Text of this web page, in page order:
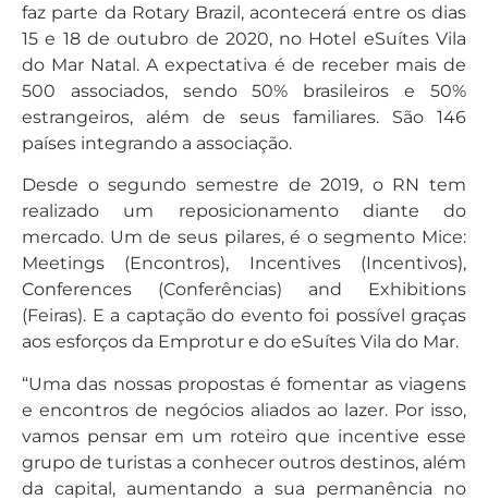
faz parte da Rotary Brazil, acontecerá entre os dias
15 e 18 de outubro de 2020, no Hotel eSuítes Vila
do Mar Natal. A expectativa é de receber mais de
500 associados, sendo 50% brasileiros e 50%
estrangeiros, além de seus familiares. São 146
países integrando a associação.
Desde o segundo semestre de 2019, o RN tem
realizado um reposicionamento diante do
mercado. Um de seus pilares, é o segmento Mice:
Meetings (Encontros), Incentives (Incentivos),
Conferences (Conferências) and Exhibitions
(Feiras). E a captação do evento foi possível graças
aos esforços da Emprotur e do eSuítes Vila do Mar.
“Uma das nossas propostas é fomentar as viagens
e encontros de negócios aliados ao lazer. Por isso,
vamos pensar em um roteiro que incentive esse
grupo de turistas a conhecer outros destinos, além
da capital, aumentando a sua permanência no